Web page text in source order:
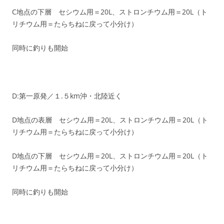
C地点の下層 セシウム用＝20L、ストロンチウム用＝20L（ト
リチウム用＝たらちねに戻って小分け）
同時に釣りも開始
D:第一原発／１.５km沖・北陸近く
D地点の表層 セシウム用＝20L、ストロンチウム用＝20L（ト
リチウム用＝たらちねに戻って小分け）
D地点の下層 セシウム用＝20L、ストロンチウム用＝20L（ト
リチウム用＝たらちねに戻って小分け）
同時に釣りも開始